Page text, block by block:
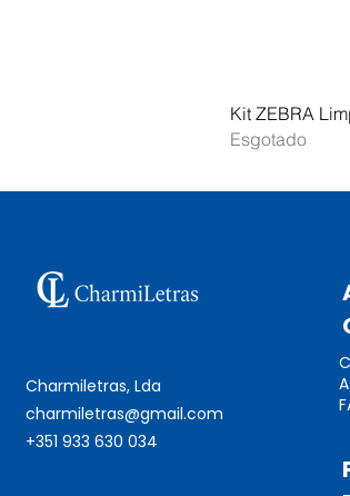
Kit ZEBRA
Esgotado
Charmiletras, Lda
charmiletras@gmail.com
+351 933 630 034